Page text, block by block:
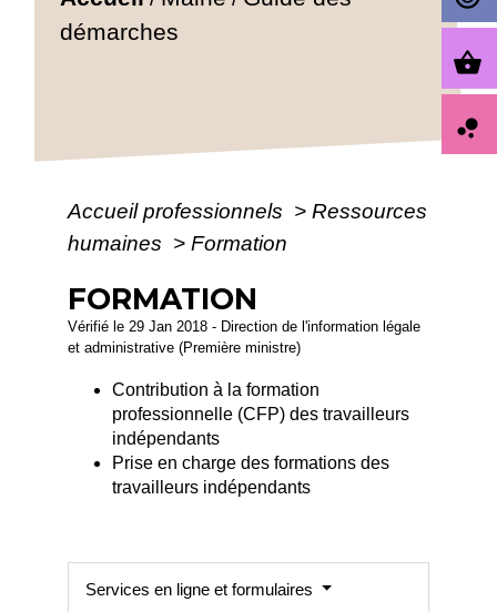
démarches
Accueil professionnels > Ressources
humaines > Formation
FORMATION
Vérifié le 29 Jan 2018 - Direction de l'information légale
et administrative (Première ministre)
Contribution à la formation
professionnelle (CFP) des travailleurs
indépendants
Prise en charge des formations des
travailleurs indépendants
Services en ligne et formulaires
shopping_basket
bubble_chart